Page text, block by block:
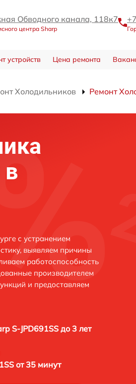
Обводного канала, 118к7
центра Sharp
устройств Цена ремонта
Холодильников Ремонт
в
с устранением
выявляем причины
работоспособность
производителем
и предоставляем
S-JPD691SS до 3 лет
от 35 минут